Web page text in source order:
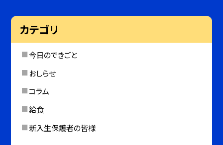
カテゴリ
今日のできごと
おしらせ
コラム
給食
新入生保護者の皆様